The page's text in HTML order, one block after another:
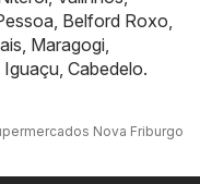
Belford Roxo
Maragogi
Iguaçu Cabedelo.
Nova Friburgo